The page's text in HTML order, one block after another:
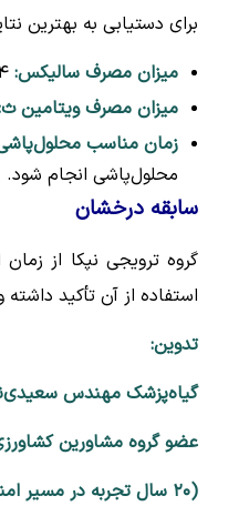
برای دستیابی به بهترین
میزان مصرف سالیکس:
میزان مصرف ویتامین
زمان مناسب
محلول‌پاشی انجام شود.
سابقه درخشان
گروه ترویجی نپکا از
استفاده از آن تأکید
تدوین:
گیاه‌پزشک مهندس
عضو گروه مشاورین
(۲۰ سال تجربه در مسیر امنیت غذایی و تولید محصولات فراسودمند)